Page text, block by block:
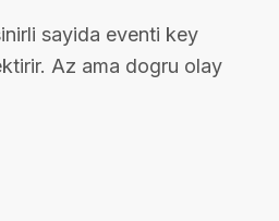
sayida eventi key
Az ama dogru olay